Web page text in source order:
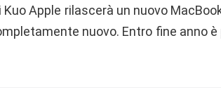
Kuo Apple rilascerà un nuovo
nuovo. Entro fine anno